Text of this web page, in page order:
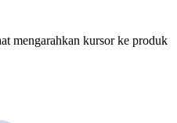
mengarahkan kursor ke produk